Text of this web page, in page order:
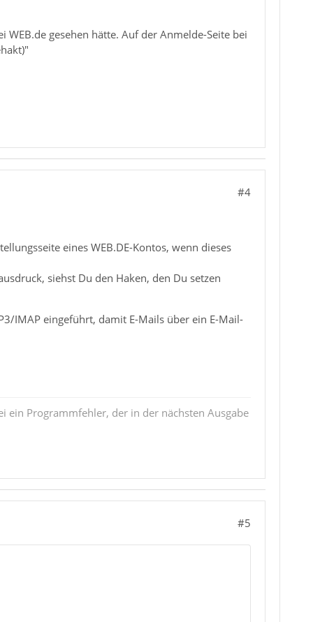
gesehen hätte. Auf der Anmelde-Seite bei
#4
eines WEB.DE-Kontos, wenn dieses
siehst Du den Haken, den Du setzen
IMAP eingeführt, damit E-Mails über ein E-Mail-
ein Programmfehler, der in der nächsten Ausgabe
#5